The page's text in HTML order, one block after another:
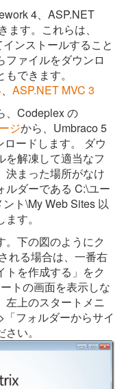
4、ASP.NET
す。これらは、
ンストールすること
ファイルをダウンロ
できます。
、 ASP.NET MVC 3
、Codeplex の
ジから、Umbraco 5
ードします。 ダウ
を解凍して適当なフ
決まった場所がなけ
ルダーである C:\ユー
ト\My Web Sites 以
す。
。下の図のようにク
れる場合は、一番右
トを作成する」をク
トの画面を表示しな
左上のスタートメニ
フォルダーからサイ
い。